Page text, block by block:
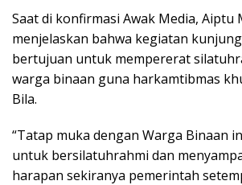
Saat di konfirmasi Awak Media, Aiptu
menjelaskan bahwa kegiatan
bertujuan untuk mempererat
warga binaan guna harkamtibmas
Bila.
“Tatap muka dengan Warga Binaan
untuk bersilatuhrahmi dan
harapan sekiranya pemerintah